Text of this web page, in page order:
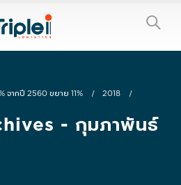
จากปี 2560 ขยาย 11%
2018
- กุมภาพันธ์